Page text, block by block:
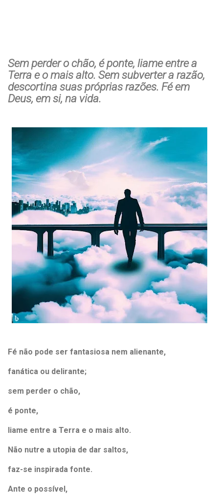
Sem perder o chão, é ponte, liame entre a
Terra e o mais alto. Sem subverter a razão,
descortina suas próprias razões. Fé em
Deus, em si, na vida.
Fé não pode ser fantasiosa nem alienante,
fanática ou delirante;
sem perder o chão,
é ponte,
liame entre a Terra e o mais alto.
Não nutre a utopia de dar saltos,
faz-se inspirada fonte.
Ante o possível,